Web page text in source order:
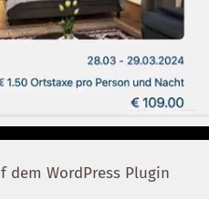
dem WordPress Plugin